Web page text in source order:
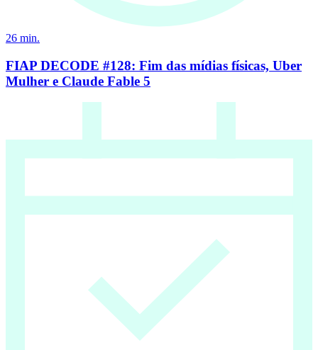
26 min.
FIAP DECODE #128: Fim das mídias físicas, Uber
Mulher e Claude Fable 5